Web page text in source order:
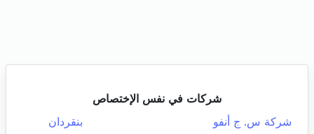
شركات في نفس الإختصاص
شركة س. ج أنفو
بنقردان